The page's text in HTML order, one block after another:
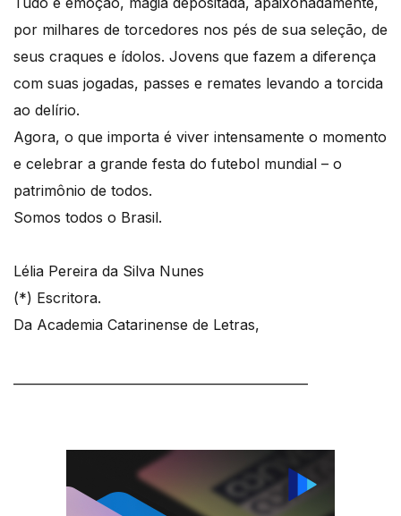
por milhares de torcedores nos pés de sua seleção, de
seus craques e ídolos. Jovens que fazem a diferença
com suas jogadas, passes e remates levando a torcida
ao delírio.
Agora, o que importa é viver intensamente o momento
e celebrar a grande festa do futebol mundial – o
patrimônio de todos.
Somos todos o Brasil.
Lélia Pereira da Silva Nunes
(*) Escritora.
Da Academia Catarinense de Letras,